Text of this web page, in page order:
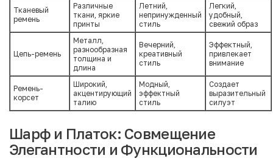
Тканевый
ремень
Различные
ткани, яркие
принты
Летний,
непринужденный
стиль
Легкий,
удобный,
свежий образ
Цепь-ремень
Металл,
разнообразная
толщина и
длина
Вечерний,
креативный
стиль
Эффектный,
привлекает
внимание
Ремень-
корсет
Широкий,
акцентирующий
талию
Модный,
эффектный
стиль
Создает
выразительный
силуэт
Шарф и Платок: Совмещение
Элегантности и Функциональности